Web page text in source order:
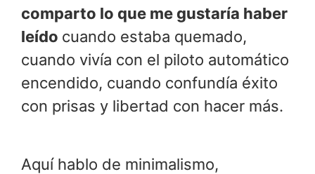
comparto lo que me gustaría haber
leído cuando estaba quemado,
cuando vivía con el piloto automático
encendido, cuando confundía éxito
con prisas y libertad con hacer más.
Aquí hablo de minimalismo,